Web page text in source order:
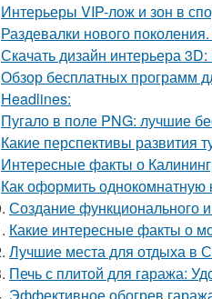
Интерьеры VIP-лож и зон в
Раздевалки нового
Скачать дизайн интерьера
Обзор бесплатных программ
Headlines:
Пугало в поле PNG: лучшие
Какие перспективы развития
Интересные факты о
Как оформить однокомнатную
Создание функционального
Какие интересные факты о
Лучшие места для отдыха в
Печь с плитой для гаража: